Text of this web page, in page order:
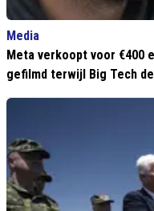
Media
Meta verkoopt voor €400
gefilmd terwijl Big Tech